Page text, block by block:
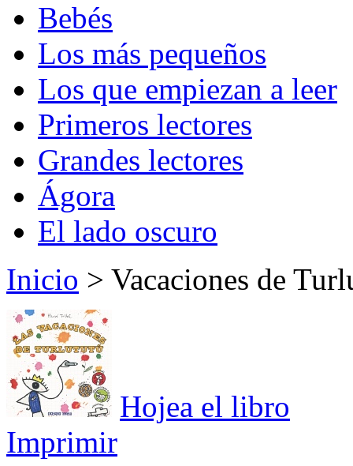
Bebés
Los más pequeños
Los que empiezan a leer
Primeros lectores
Grandes lectores
Ágora
El lado oscuro
Inicio > Vacaciones de
Hojea el libro
Imprimir